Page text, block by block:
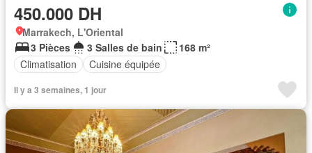
450.000 DH
Marrakech, L'Oriental
3 Pièces
3 Salles de bain
168 m²
Climatisation
Cuisine équipée
Il y a 3 semaines, 1 jour